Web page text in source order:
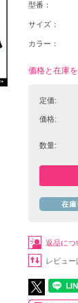
型番：
サイズ：
カラー：
価格と在庫
定価:
価格:
数量:
返品につ
レビュー